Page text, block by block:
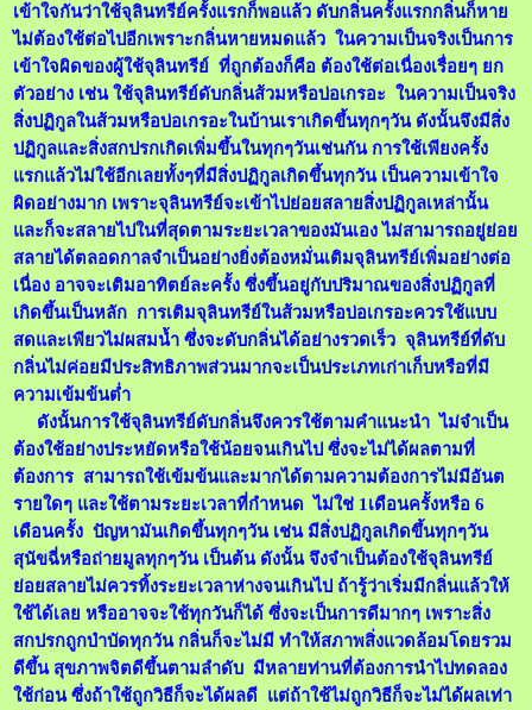
เข้าใจกันว่าใช้จุลินทรีย์ครั้งแรกก็พอแล้ว ดับกลิ่นครั้งแรกกลิ่นก็หาย
ไม่ต้องใช้ต่อไปอีกเพราะกลิ่นหายหมดแล้ว ในความเป็นจริงเป็นการ
เข้าใจผิดของผู้ใช้จุลินทรีย์ ที่ถูกต้องก็คือ ต้องใช้ต่อเนื่องเรื่อยๆ ยก
ตัวอย่าง เช่น ใช้จุลินทรีย์ดับกลิ่นส้วมหรือบ่อเกรอะ ในความเป็นจริง
สิ่งปฏิกูลในส้วมหรือบ่อเกรอะในบ้านเราเกิดขึ้นทุกๆวัน ดังนั้นจึงมีสิ่ง
ปฏิกูลและสิ่งสกปรกเกิดเพิ่มขึ้นในทุกๆวันเช่นกัน การใช้เพียงครั้ง
แรกแล้วไม่ใช้อีกเลยทั้งๆที่มีสิ่งปฏิกูลเกิดขึ้นทุกวัน เป็นความเข้าใจ
ผิดอย่างมาก เพราะจุลินทรีย์จะเข้าไปย่อยสลายสิ่งปฏิกูลเหล่านั้น
และก็จะสลายไปในที่สุดตามระยะเวลาของมันเอง ไม่สามารถอยู่ย่อย
สลายได้ตลอดกาลจำเป็นอย่างยิ่งต้องหมั่นเติมจุลินทรีย์เพิ่มอย่างต่อ
เนื่อง อาจจะเติมอาทิตย์ละครั้ง ซึ่งขึ้นอยู่กับปริมาณของสิ่งปฏิกูลที่
เกิดขึ้นเป็นหลัก การเติมจุลินทรีย์ในส้วมหรือบ่อเกรอะควรใช้แบบ
สดและเพียวไม่ผสมน้ำ ซึ่งจะดับกลิ่นได้อย่างรวดเร็ว จุลินทรีย์ที่ดับ
กลิ่นไม่ค่อยมีประสิทธิภาพส่วนมากจะเป็นประเภทเก่าเก็บหรือที่มี
ความเข้มข้นต่ำ
ดังนั้นการใช้จุลินทรีย์ดับกลิ่นจึงควรใช้ตามคำแนะนำ ไม่จำเป็น
ต้องใช้อย่างประหยัดหรือใช้น้อยจนเกินไป ซึ่งจะไม่ได้ผลตามที่
ต้องการ สามารถใช้เข้มข้นและมากได้ตามความต้องการไม่มีอันต
รายใดๆ และใช้ตามระยะเวลาที่กำหนด ไม่ใช่ 1เดือนครั้งหรือ 6
เดือนครั้ง ปัญหามันเกิดขึ้นทุกๆวัน เช่น มีสิ่งปฏิกูลเกิดขึ้นทุกๆวัน
สุนัขฉี่หรือถ่ายมูลทุกๆวัน เป็นต้น ดังนั้น จึงจำเป็นต้องใช้จุลินทรีย์
ย่อยสลายไม่ควรทิ้งระยะเวลาห่างจนเกินไป ถ้ารู้ว่าเริ่มมีกลิ่นแล้วให้
ใช้ได้เลย หรืออาจจะใช้ทุกวันก็ได้ ซึ่งจะเป็นการดีมากๆ เพราะสิ่ง
สกปรกถูกบำบัดทุกวัน กลิ่นก็จะไม่มี ทำให้สภาพสิ่งแวดล้อมโดยรวม
ดีขึ้น สุขภาพจิตดีขึ้นตามลำดับ มีหลายท่านที่ต้องการนำไปทดลอง
ใช้ก่อน ซึ่งถ้าใช้ถูกวิธีก็จะได้ผลดี แต่ถ้าใช้ไม่ถูกวิธีก็จะไม่ได้ผลเท่า